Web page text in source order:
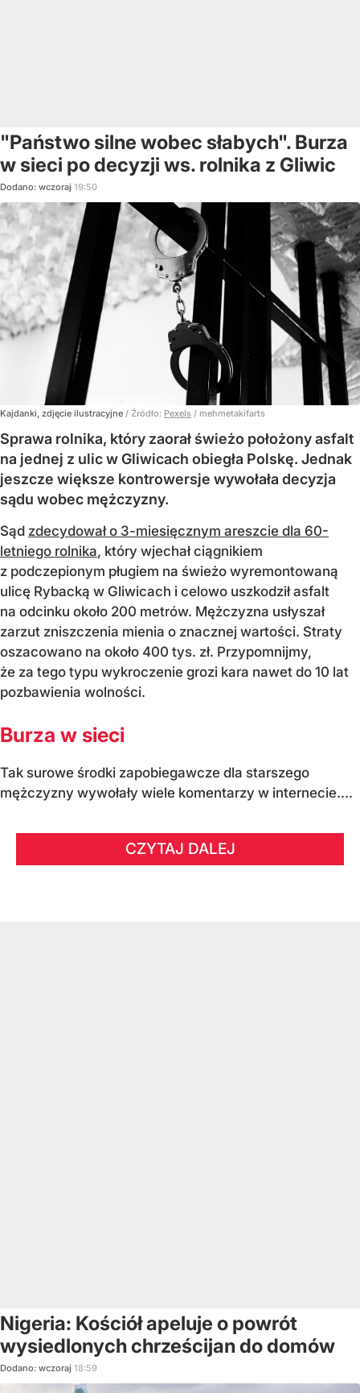
"Państwo silne wobec słabych". Burza
w sieci po decyzji ws. rolnika z Gliwic
Dodano: wczoraj 19:50
Kajdanki, zdjęcie ilustracyjne / Źródło: Pexels / mehmetakifarts
Sprawa rolnika, który zaorał świeżo położony asfalt
na jednej z ulic w Gliwicach obiegła Polskę. Jednak
jeszcze większe kontrowersje wywołała decyzja
sądu wobec mężczyzny.
Sąd zdecydował o 3-miesięcznym areszcie dla 60-
letniego rolnika, który wjechał ciągnikiem
z podczepionym pługiem na świeżo wyremontowaną
ulicę Rybacką w Gliwicach i celowo uszkodził asfalt
na odcinku około 200 metrów. Mężczyzna usłyszał
zarzut zniszczenia mienia o znacznej wartości. Straty
oszacowano na około 400 tys. zł. Przypomnijmy,
że za tego typu wykroczenie grozi kara nawet do 10 lat
pozbawienia wolności.
Burza w sieci
Tak surowe środki zapobiegawcze dla starszego
mężczyzny wywołały wiele komentarzy w internecie....
CZYTAJ DALEJ
Nigeria: Kościół apeluje o powrót
wysiedlonych chrześcijan do domów
Dodano: wczoraj 18:59